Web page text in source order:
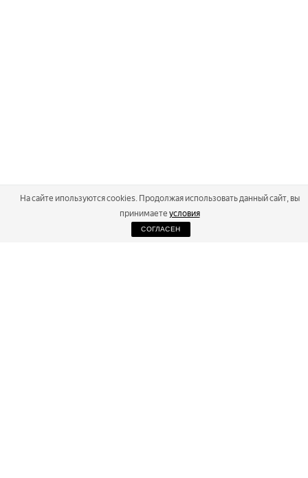
На сайте ипользуются cookies. Продолжая использовать данный сайт, вы
принимаете условия
СОГЛАСЕН